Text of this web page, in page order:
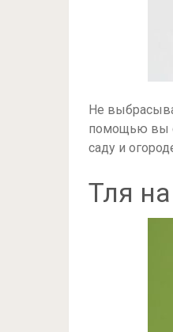
Не
помощью вы
саду и
Тля